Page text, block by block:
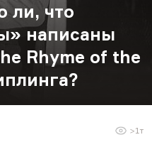
ли, что
написаны
Rhyme of the
>1т